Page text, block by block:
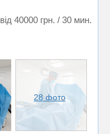
від 40000 грн. / 30 мин.
28 фото